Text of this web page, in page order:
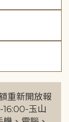
重新開放報
16:00-玉山